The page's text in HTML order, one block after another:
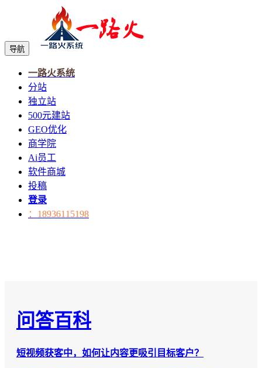
导航
一路火系统
分站
独立站
500元建站
GEO优化
商学院
Ai员工
软件商城
投稿
登录
：18936115198
问答百科
短视频获客中，如何让内容更吸引目标客户？